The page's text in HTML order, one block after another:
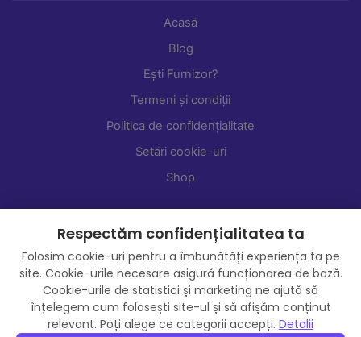
Acasă
Blog
Ești Furnizor?
Termeni și condiții
Politica de confidențialitate
Setări cookie-uri
Shop
Respectăm confidențialitatea ta
Folosim cookie-uri pentru a îmbunătăți experiența ta pe
site. Cookie-urile necesare asigură funcționarea de bază.
Cookie-urile de statistici și marketing ne ajută să
înțelegem cum folosești site-ul și să afișăm conținut
relevant. Poți alege ce categorii accepți. Detalii